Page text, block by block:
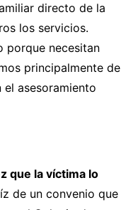
directo de la
los servicios.
porque necesitan
principalmente de
asesoramiento
que la víctima lo
de un convenio que